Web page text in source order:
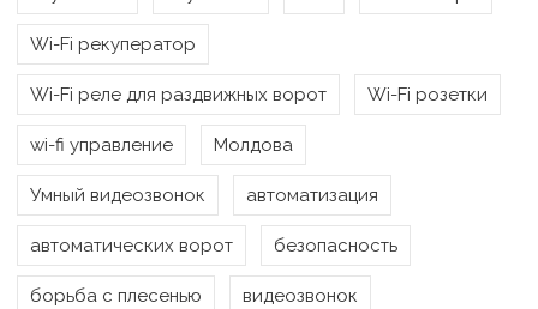
Wi-Fi рекуператор
Wi-Fi реле для раздвижных ворот Wi-Fi розетки
wi-fi управление Молдова
Умный видеозвонок автоматизация
автоматических ворот безопасность
борьба с плесенью видеозвонок